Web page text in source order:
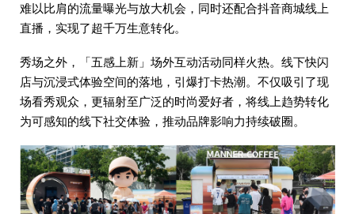
难以比肩的流量曝光与放大机会，同时还配合抖音商城线上
直播，实现了超千万生意转化。
秀场之外，「五感上新」场外互动活动同样火热。线下快闪
店与沉浸式体验空间的落地，引爆打卡热潮。不仅吸引了现
场看秀观众，更辐射至广泛的时尚爱好者，将线上趋势转化
为可感知的线下社交体验，推动品牌影响力持续破圈。